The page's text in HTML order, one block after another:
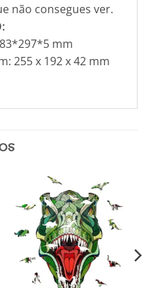
não consegues ver.
mm
255 x 192 x 42 mm